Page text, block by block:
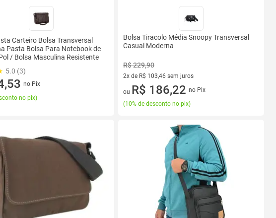
Carteiro Bolsa Transversal
Pasta Bolsa Para Notebook de
/ Bolsa Masculina Resistente
5.0 (3)
no Pix
no pix)
Bolsa Tiracolo Média Snoopy Transversal
Casual Moderna
R$ 229,90
2x de R$ 103,46 sem juros
2 vez de R$ 103,46 sem juros
ou R$ 186,22 no Pix
(10% de desconto no pix)